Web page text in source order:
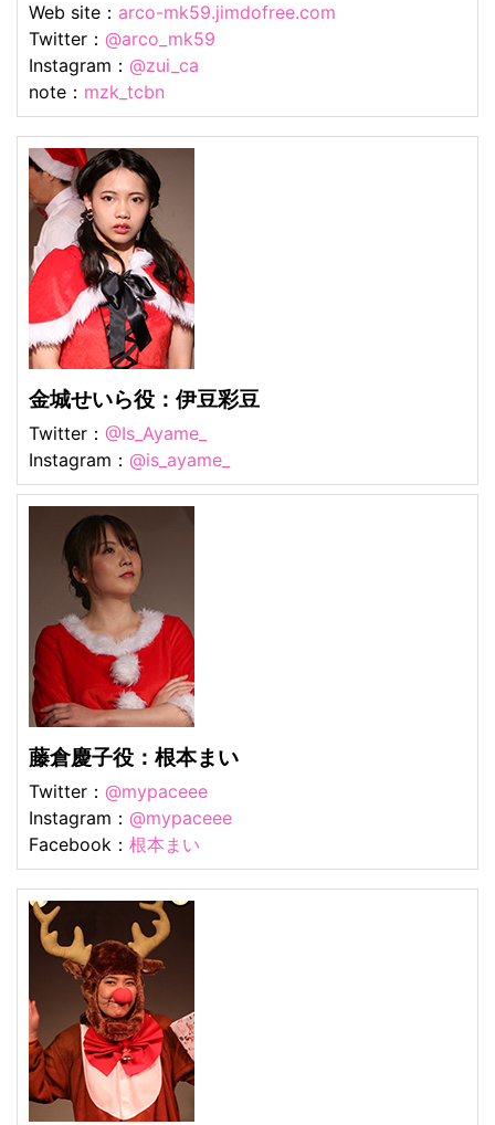
Web site： arco-mk59.jimdofree.com
Twitter： @arco_mk59
Instagram： @zui_ca
note： mzk_tcbn
金城せいら役：伊豆彩豆
Twitter： @Is_Ayame_
Instagram： @is_ayame_
藤倉慶子役：根本まい
Twitter： @mypaceee
Instagram： @mypaceee
Facebook： 根本まい